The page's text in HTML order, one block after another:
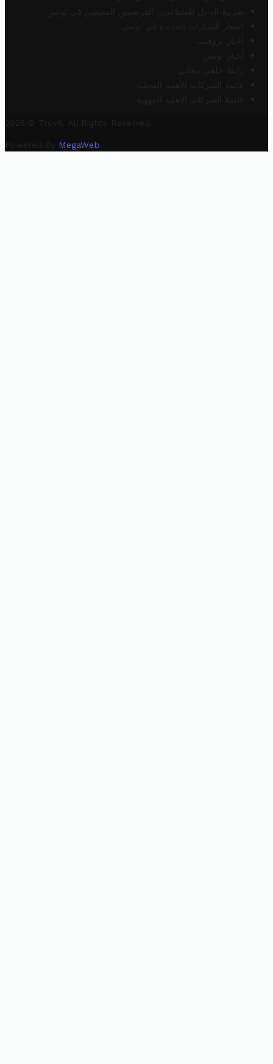
ضريبة الدخل للمتقاعدين الفرنسيين المقيمين في تونس
أسعار السيارات الجديدة في تونس
أخبار تروفيت
أخبار تونس
رابط خلفي مجاني
قائمة الشركات الأهلية المحلية
قائمة الشركات الأهلية الجهوية
2025 © Trovit. All Rights Reserved.
Powered By MegaWeb